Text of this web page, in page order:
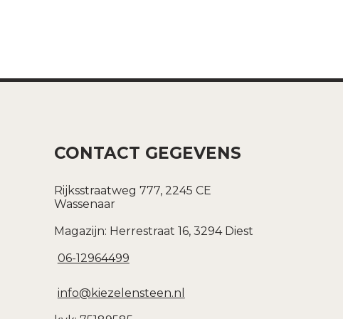
CONTACT GEGEVENS
Rijksstraatweg 777, 2245 CE
Wassenaar
Magazijn: Herrestraat 16, 3294 Diest
06-12964499
info@kiezelensteen.nl